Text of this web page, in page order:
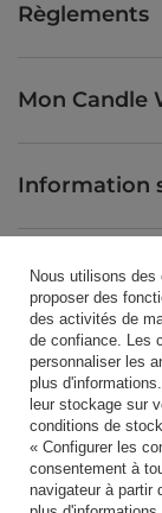
Règlements
Mon Candle
Information
Bougies
Raccourci
Blog
Nous utilisons
proposer des
des activités de
de confiance. Les
personnaliser les
plus
leur stockage sur
conditions de
« Configurer les
consentement à
navigateur à partir